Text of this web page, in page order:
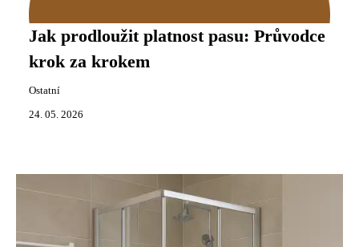
Jak prodloužit platnost pasu: Průvodce
krok za krokem
Ostatní
24. 05. 2026